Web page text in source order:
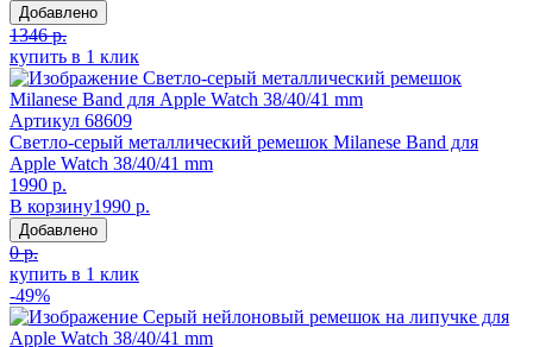
Добавлено
1346 р.
купить в 1 клик
Артикул 68609
Светло-серый металлический ремешок Milanese Band для
Apple Watch 38/40/41 mm
1990 р.
В корзину1990 р.
Добавлено
0 р.
купить в 1 клик
-49%